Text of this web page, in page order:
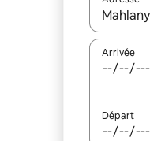
Lorsque
Arrivée
Départ